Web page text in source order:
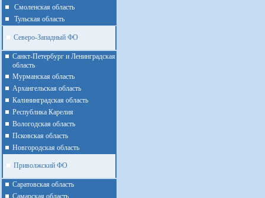
Смоленская область
Тульская область
Северо-Западный ФО
Санкт-Петербург и Ленинградская
область
Мурманская область
Архангельская область
Калининградская область
Республика Карелия
Вологодская область
Псковская область
Новгородская область
Приволжский ФО
Cаратовская область
Cамарская область